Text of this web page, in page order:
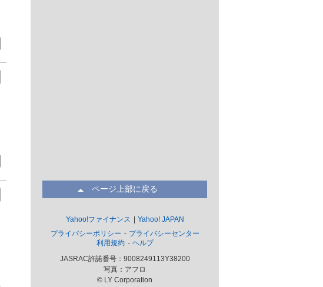
ページ上部に戻る
Yahoo!ファイナンス
Yahoo! JAPAN
プライバシーポリシー
プライバシーセンター
利用規約
ヘルプ
JASRAC許諾番号：9008249113Y38200
写真：アフロ
© LY Corporation